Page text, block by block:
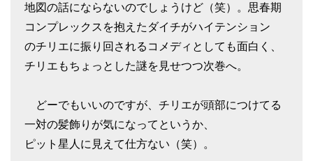
地図の話にならないのでしょうけど（笑）。思春期
コンプレックスを抱えたダイチがハイテンション
のチリエに振り回されるコメディとしても面白く、
チリエもちょっとした謎を見せつつ次巻へ。
どーでもいいのですが、チリエが頭部につけてる
一対の髪飾りが気になってというか、
ピット星人に見えて仕方ない（笑）。